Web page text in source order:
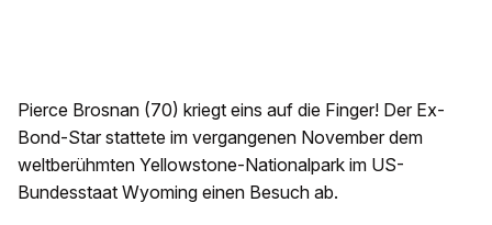
Pierce Brosnan (70) kriegt eins auf die Finger! Der Ex-
Bond-Star stattete im vergangenen November dem
weltberühmten Yellowstone-Nationalpark im US-
Bundesstaat Wyoming einen Besuch ab.